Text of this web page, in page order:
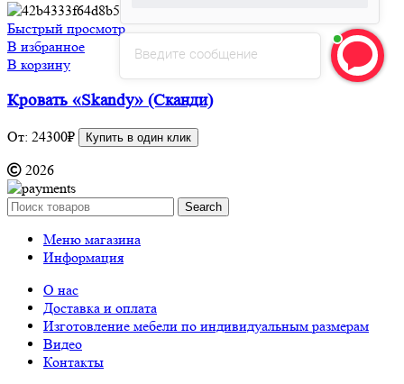
Быстрый просмотр
В избранное
В корзину
Кровать «Skandy» (Сканди)
От: 24300₽ Купить в один клик
2026
Search
Меню магазина
Информация
О нас
Доставка и оплата
Изготовление мебели по индивидуальным размерам
Видео
Контакты
Введите сообщение